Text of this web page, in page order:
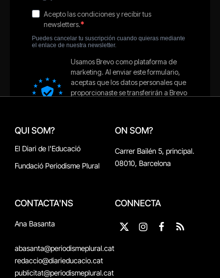
QUI SOM?
El Diari de l'Educació
Fundació Periodisme Plural
ON SOM?
Carrer Bailén 5, principal.
08010, Barcelona
CONTACTA'NS
Ana Basanta
abasanta@periodismeplural.cat
redaccio@diarieducacio.cat
publicitat@periodismeplural.cat
CONNECTA
X
InstagramFacebook
RSS